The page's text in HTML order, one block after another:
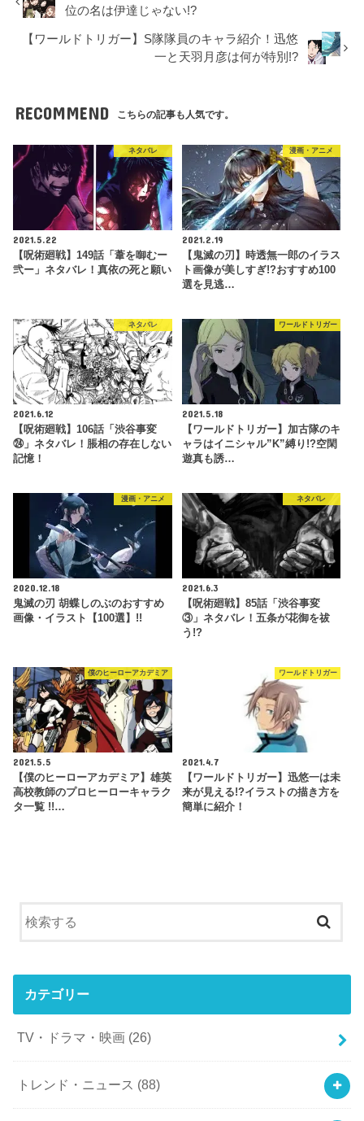
位の名は伊達じゃない!?
【ワールドトリガー】S隊隊員のキャラ紹介！迅悠
一と天羽月彦は何が特別!?
RECOMMEND こちらの記事も人気です。
ネタバレ
2021.5.22
【呪術廻戦】149話「葦を啣むー
弐ー」ネタバレ！真依の死と願い
漫画・アニメ
2021.2.19
【鬼滅の刃】時透無一郎のイラス
ト画像が美しすぎ!?おすすめ100
選を見逃…
ネタバレ
2021.6.12
【呪術廻戦】106話「渋谷事変
㉔」ネタバレ！脹相の存在しない
記憶！
ワールドトリガー
2021.5.18
【ワールドトリガー】加古隊のキ
ャラはイニシャル”K”縛り!?空閑
遊真も誘…
漫画・アニメ
2020.12.18
鬼滅の刃 胡蝶しのぶのおすすめ
画像・イラスト【100選】!!
ネタバレ
2021.6.3
【呪術廻戦】85話「渋谷事変
③」ネタバレ！五条が花御を祓
う!?
僕のヒーローアカデミア
2021.5.5
【僕のヒーローアカデミア】雄英
高校教師のプロヒーローキャラク
タ一覧 !!…
ワールドトリガー
2021.4.7
【ワールドトリガー】迅悠一は未
来が見える!?イラストの描き方を
簡単に紹介！
カテゴリー
TV・ドラマ・映画 (26)
トレンド・ニュース (88)